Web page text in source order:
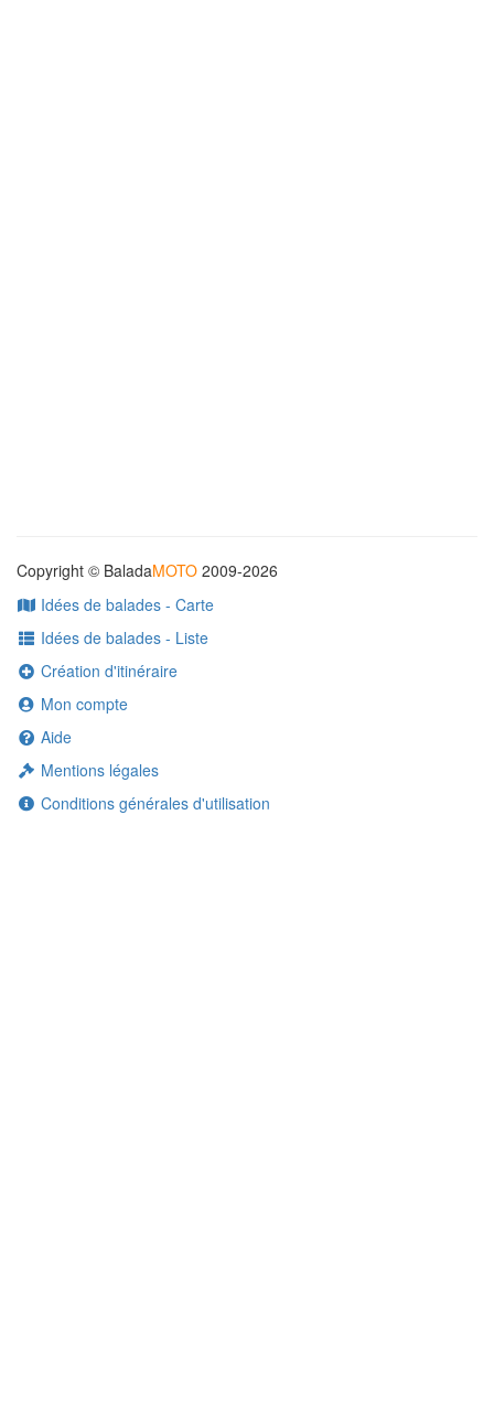
Copyright © BaladaMOTO 2009-2026
Idées de balades - Carte
Idées de balades - Liste
Création d'itinéraire
Mon compte
Aide
Mentions légales
Conditions générales d'utilisation